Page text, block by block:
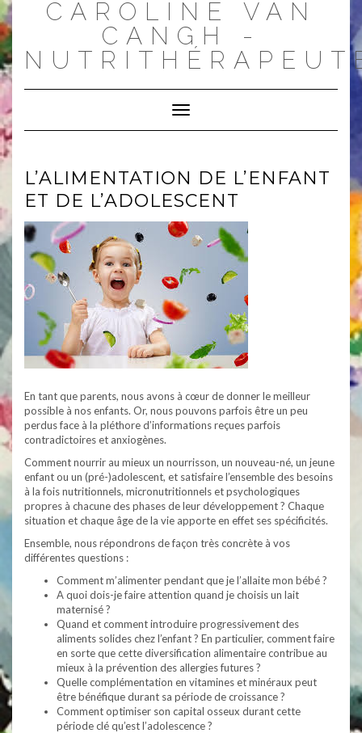
Skip
to
content
CAROLINE VAN
CANGH -
Toggle
Navigation
L’ALIMENTATION DE L’ENFANT
ET DE L’ADOLESCENT
En tant que parents, nous avons à cœur de donner le meilleur
possible à nos enfants. Or, nous pouvons parfois être un peu
perdus face à la pléthore d’informations reçues parfois
contradictoires et anxiogènes.
Comment nourrir au mieux un nourrisson, un nouveau-né, un jeune
enfant ou un (pré-)adolescent, et satisfaire l’ensemble des besoins
à la fois nutritionnels, micronutritionnels et psychologiques
propres à chacune des phases de leur développement ? Chaque
situation et chaque âge de la vie apporte en effet ses spécificités.
Ensemble, nous répondrons de façon très concrète à vos
différentes questions :
Comment m’alimenter pendant que je l’allaite mon bébé ?
A quoi dois-je faire attention quand je choisis un lait
maternisé ?
Quand et comment introduire progressivement des
aliments solides chez l’enfant ? En particulier, comment faire
en sorte que cette diversification alimentaire contribue au
mieux à la prévention des allergies futures ?
Quelle complémentation en vitamines et minéraux peut
être bénéfique durant sa période de croissance ?
Comment optimiser son capital osseux durant cette
période clé qu’est l’adolescence ?